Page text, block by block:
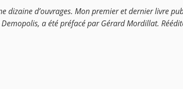
dizaine d’ouvrages. Mon premier et dernier livre
Demopolis, a été préfacé par Gérard Mordillat.